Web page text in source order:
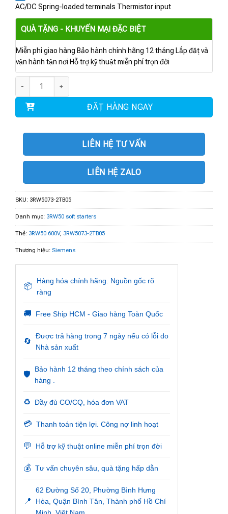
AC/DC Spring-loaded terminals Thermistor input
QUÀ TẶNG - KHUYẾN MẠI ĐẶC BIỆT
Miễn phí giao hàng Bảo hành chính hãng 12 tháng Lắp đặt và
vận hành tận nơi Hỗ trợ kỹ thuật miễn phí trọn đời
ĐẶT HÀNG NGAY
LIÊN HỆ TƯ VẤN
LIÊN HỆ ZALO
SKU: 3RW5073-2TB05
Danh mục: 3RW50 soft starters
Thẻ: 3RW50 600V, 3RW5073-2TB05
Thương hiệu: Siemens
📦
Hàng hóa chính hãng. Nguồn gốc rõ
ràng
🚚 Free Ship HCM - Giao hàng Toàn Quốc
🔄
Được trả hàng trong 7 ngày nếu có lỗi do
Nhà sản xuất
🛡️
Bảo hành 12 tháng theo chính sách của
hàng .
♻️ Đầy đủ CO/CQ, hóa đơn VAT
💳 Thanh toán tiện lợi. Công nợ linh hoạt
💬 Hỗ trợ kỹ thuật online miễn phí trọn đời
💰 Tư vấn chuyên sâu, quà tặng hấp dẫn
📍
62 Đường Số 20, Phường Bình Hưng
Hòa, Quận Bình Tân, Thành phố Hồ Chí
Minh, Việt Nam